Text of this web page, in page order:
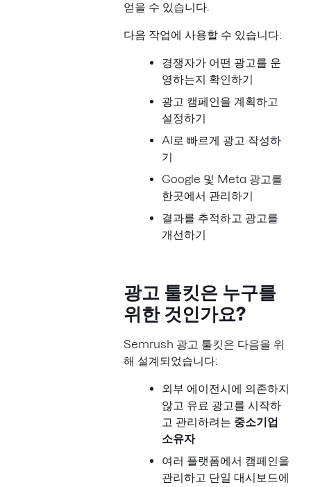
얻을 수 있습니다.
다음 작업에 사용할 수 있습니다:
경쟁자가 어떤 광고를 운
영하는지 확인하기
광고 캠페인을 계획하고
설정하기
AI로 빠르게 광고 작성하
기
Google 및 Meta 광고를
한곳에서 관리하기
결과를 추적하고 광고를
개선하기
광고 툴킷은 누구를
위한 것인가요?
Semrush 광고 툴킷은 다음을 위
해 설계되었습니다:
외부 에이전시에 의존하지
않고 유료 광고를 시작하
고 관리하려는 중소기업
소유자
여러 플랫폼에서 캠페인을
관리하고 단일 대시보드에